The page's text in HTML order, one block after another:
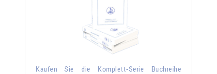
Kaufen Sie die Komplett-Serie Buchreihe